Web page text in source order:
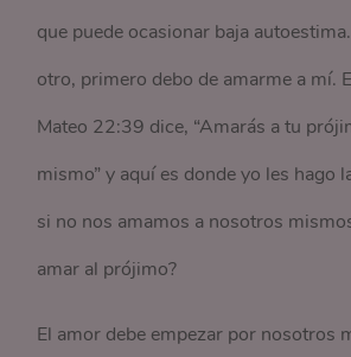
que puede ocasionar baja
otro, primero debo de amarme a mí.
Mateo 22:39 dice, “Amarás a tu
mismo” y aquí es donde yo les hago
si no nos amamos a nosotros
amar al prójimo?
El amor debe empezar por nosotros